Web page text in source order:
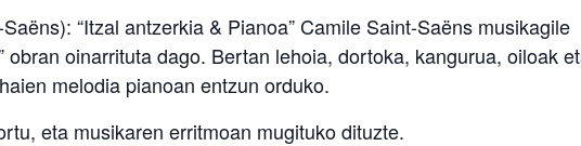
“Itzal antzerkia & Pianoa” Camile Saint-Saëns musikagile
obran oinarrituta dago. Bertan lehoia, dortoka, kangurua, oiloak
melodia pianoan entzun orduko.
eta musikaren erritmoan mugituko dituzte.